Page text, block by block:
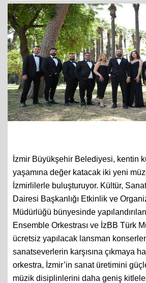
İzmir Büyükşehir Belediyesi, kentin
yaşamına değer katacak iki yeni
İzmirlilerle buluşturuyor. Kültür,
Dairesi Başkanlığı Etkinlik ve
Müdürlüğü bünyesinde
Ensemble Orkestrası ve İzBB Türk
ücretsiz yapılacak lansman
sanatseverlerin karşısına çıkmaya
orkestra, İzmir’in sanat üretimini
müzik disiplinlerini daha geniş